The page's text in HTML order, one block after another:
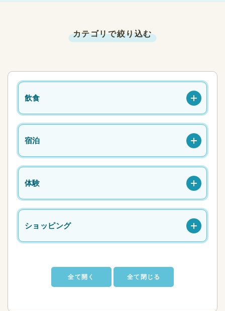
祥の地と言われている島根の地
酒を当社の「しまね地酒ゴール
スマホから行えるため、気軽に
納税することができます。 2.
る方もスタッフとのコミュニケ
い」と感じていただけます。 3.
体験型返礼品にてホテルへの宿
文化財への支援なども返礼品と
税から地域の魅力発信・ブラン
型返礼品にてホテルへの宿泊旅
先の食事、イベント参加や文化
ングに繋がります。
カテゴリで絞り込む
飲食
宿泊
体験
ショッピング
全て開く 全て閉じる